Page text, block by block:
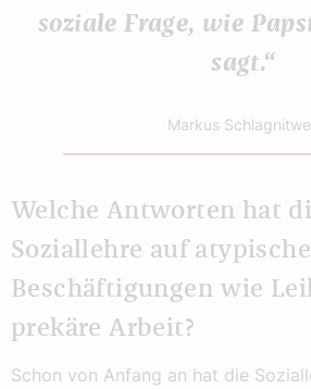
soziale Frage, wie
sagt.“
Markus
Welche Antworten hat
Soziallehre auf atypische
Beschäftigungen wie
prekäre Arbeit?
Schon von Anfang an hat die